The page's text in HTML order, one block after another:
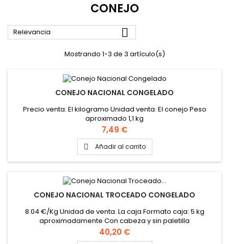
CONEJO
Relevancia 
Mostrando 1-3 de 3 artículo(s)
CONEJO NACIONAL CONGELADO
Precio venta: El kilogramo Unidad venta: El conejo Peso
aproximado 1,1 kg
Precio
7,49 €
 Añadir al carrito
CONEJO NACIONAL TROCEADO CONGELADO
8.04 €/Kg Unidad de venta: La caja Formato caja: 5 kg
aproximadamente Con cabeza y sin paletilla
Precio
40,20 €